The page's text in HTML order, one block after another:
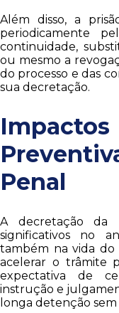
Além disso, a
periodicamente
continuidade,
ou mesmo a
do processo e das
sua decretação.
Penal
A decretação da
significativos no
também na vida do
acelerar o trâmite
expectativa de
instrução e
longa detenção